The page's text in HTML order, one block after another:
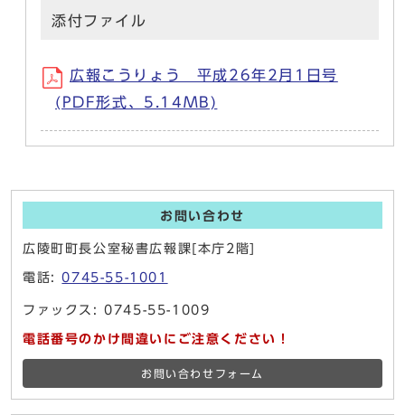
添付ファイル
広報こうりょう 平成26年2月1日号
(PDF形式、5.14MB)
お問い合わせ
広陵町町長公室秘書広報課[本庁2階]
電話:0745-55-1001
ファックス: 0745-55-1009
電話番号のかけ間違いにご注意ください！
お問い合わせフォーム